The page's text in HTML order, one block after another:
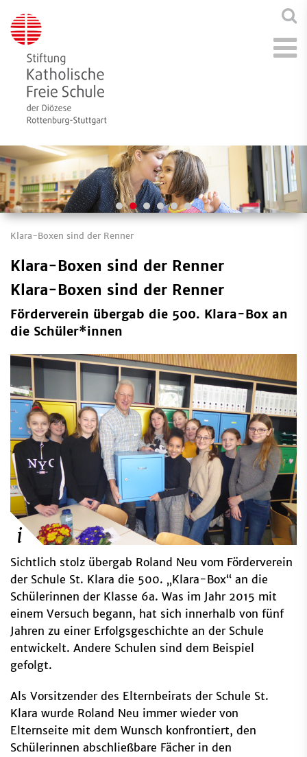
Klara-Boxen sind der Renner
Klara-Boxen sind der Renner
Klara-Boxen sind der Renner
Förderverein übergab die 500. Klara-Box an
die Schüler*innen
Sichtlich stolz übergab Roland Neu vom Förderverein
der Schule St. Klara die 500. „Klara-Box“ an die
Schülerinnen der Klasse 6a. Was im Jahr 2015 mit
einem Versuch begann, hat sich innerhalb von fünf
Jahren zu einer Erfolgsgeschichte an der Schule
entwickelt. Andere Schulen sind dem Beispiel
gefolgt.
Als Vorsitzender des Elternbeirats der Schule St.
Klara wurde Roland Neu immer wieder von
Elternseite mit dem Wunsch konfrontiert, den
Schülerinnen abschließbare Fächer in den